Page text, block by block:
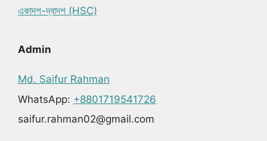
একাদশ-দ্বাদশ (HSC)
Admin
Md. Saifur Rahman
WhatsApp: +8801719541726
saifur.rahman02@gmail.com